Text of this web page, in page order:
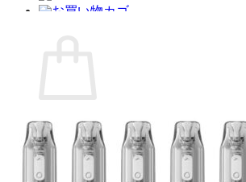
お買い物カゴに商品がありません。
ショップに戻る